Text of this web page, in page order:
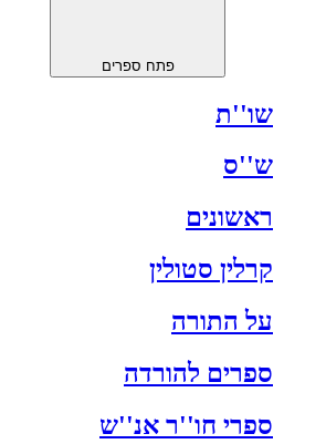
פתח ספרים
שו''ת
ש''ס
ראשונים
קרלין סטולין
על התורה
ספרים להורדה
ספרי חו''ר אנ''ש